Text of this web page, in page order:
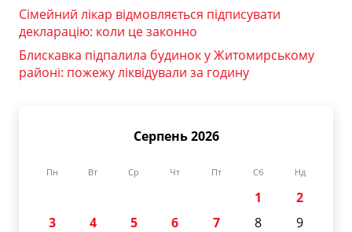
Сімейний лікар відмовляється підписувати
декларацію: коли це законно
Блискавка підпалила будинок у Житомирському
районі: пожежу ліквідували за годину
Серпень 2026
Пн Вт Ср Чт Пт Сб Нд
1
2
3
4 5 6 7 8
9